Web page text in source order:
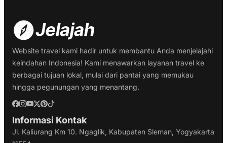
Website travel kami hadir untuk membantu Anda menjelajahi
keindahan Indonesia! Kami menawarkan layanan travel ke
berbagai tujuan lokal, mulai dari pantai yang memukau
hingga pegunungan yang menantang.
Informasi Kontak
Jl. Kaliurang Km 10. Ngaglik, Kabupaten Sleman, Yogyakarta